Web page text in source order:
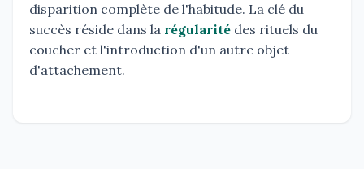
disparition complète de l'habitude. La clé du
succès réside dans la régularité des rituels du
coucher et l'introduction d'un autre objet
d'attachement.